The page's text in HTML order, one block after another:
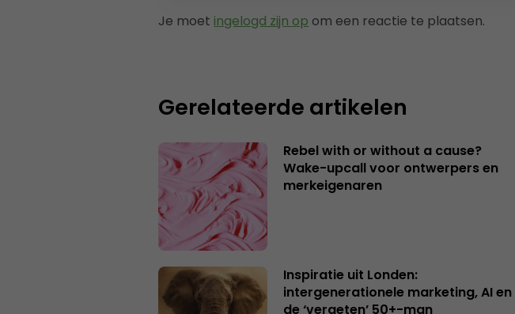
Je moet ingelogd zijn op om een reactie te plaatsen.
Gerelateerde artikelen
Rebel with or without a cause?
Wake-upcall voor ontwerpers en
merkeigenaren
Inspiratie uit Londen:
intergenerationele marketing, AI en
de ‘vergeten’ 50+-man